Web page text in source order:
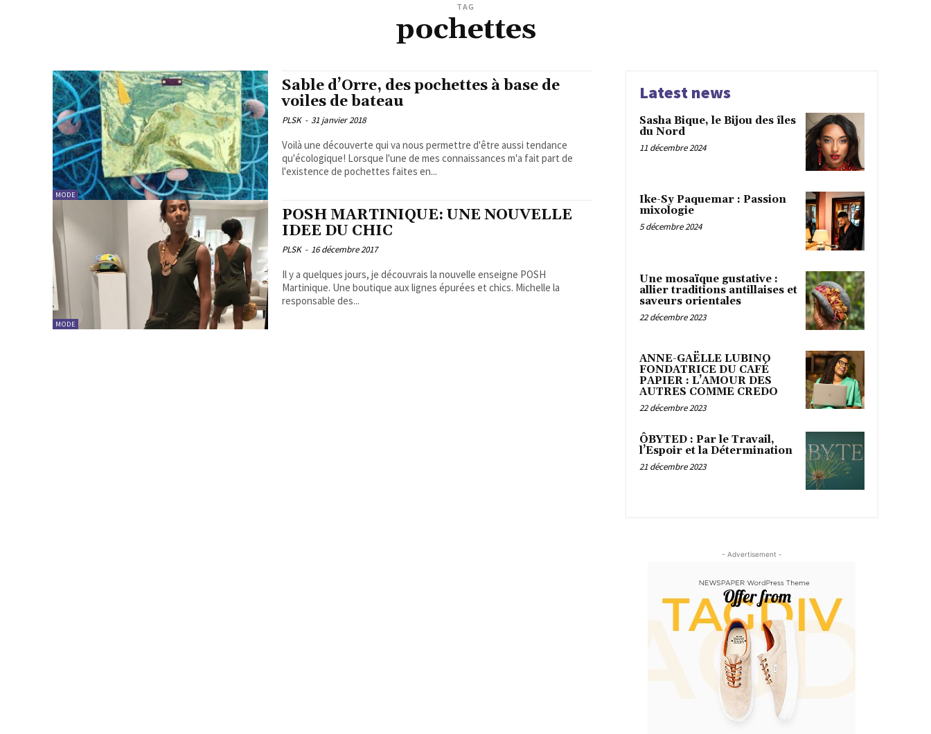
TAG
pochettes
MODE
Sable d’Orre, des pochettes à base de
voiles de bateau
PLSK - 31 janvier 2018
Voilà une découverte qui va nous permettre d'être aussi tendance
qu'écologique! Lorsque l'une de mes connaissances m'a fait part de
l'existence de pochettes faites en...
MODE
POSH MARTINIQUE: UNE NOUVELLE
IDEE DU CHIC
PLSK - 16 décembre 2017
Il y a quelques jours, je découvrais la nouvelle enseigne POSH
Martinique. Une boutique aux lignes épurées et chics. Michelle la
responsable des...
Latest news
Sasha Bique, le Bijou des îles
du Nord
11 décembre 2024
Ike-Sy Paquemar : Passion
mixologie
5 décembre 2024
Une mosaïque gustative :
allier traditions antillaises et
saveurs orientales
22 décembre 2023
ANNE-GAËLLE LUBINO
FONDATRICE DU CAFÉ
PAPIER : L’AMOUR DES
AUTRES COMME CREDO
22 décembre 2023
ÔBYTED : Par le Travail,
l’Espoir et la Détermination
21 décembre 2023
- Advertisement -